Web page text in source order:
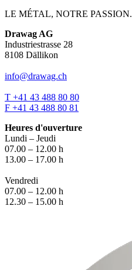
LE MÉTAL, NOTRE PASSION.
Drawag AG
Industriestrasse 28
8108 Dällikon
info@drawag.ch
T +41 43 488 80 80
F +41 43 488 80 81
Heures d'ouverture
Lundi – Jeudi
07.00 – 12.00 h
13.00 – 17.00 h
Vendredi
07.00 – 12.00 h
12.30 – 15.00 h